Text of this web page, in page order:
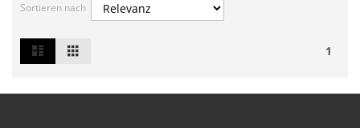
Sortieren nach
1
Ansicht